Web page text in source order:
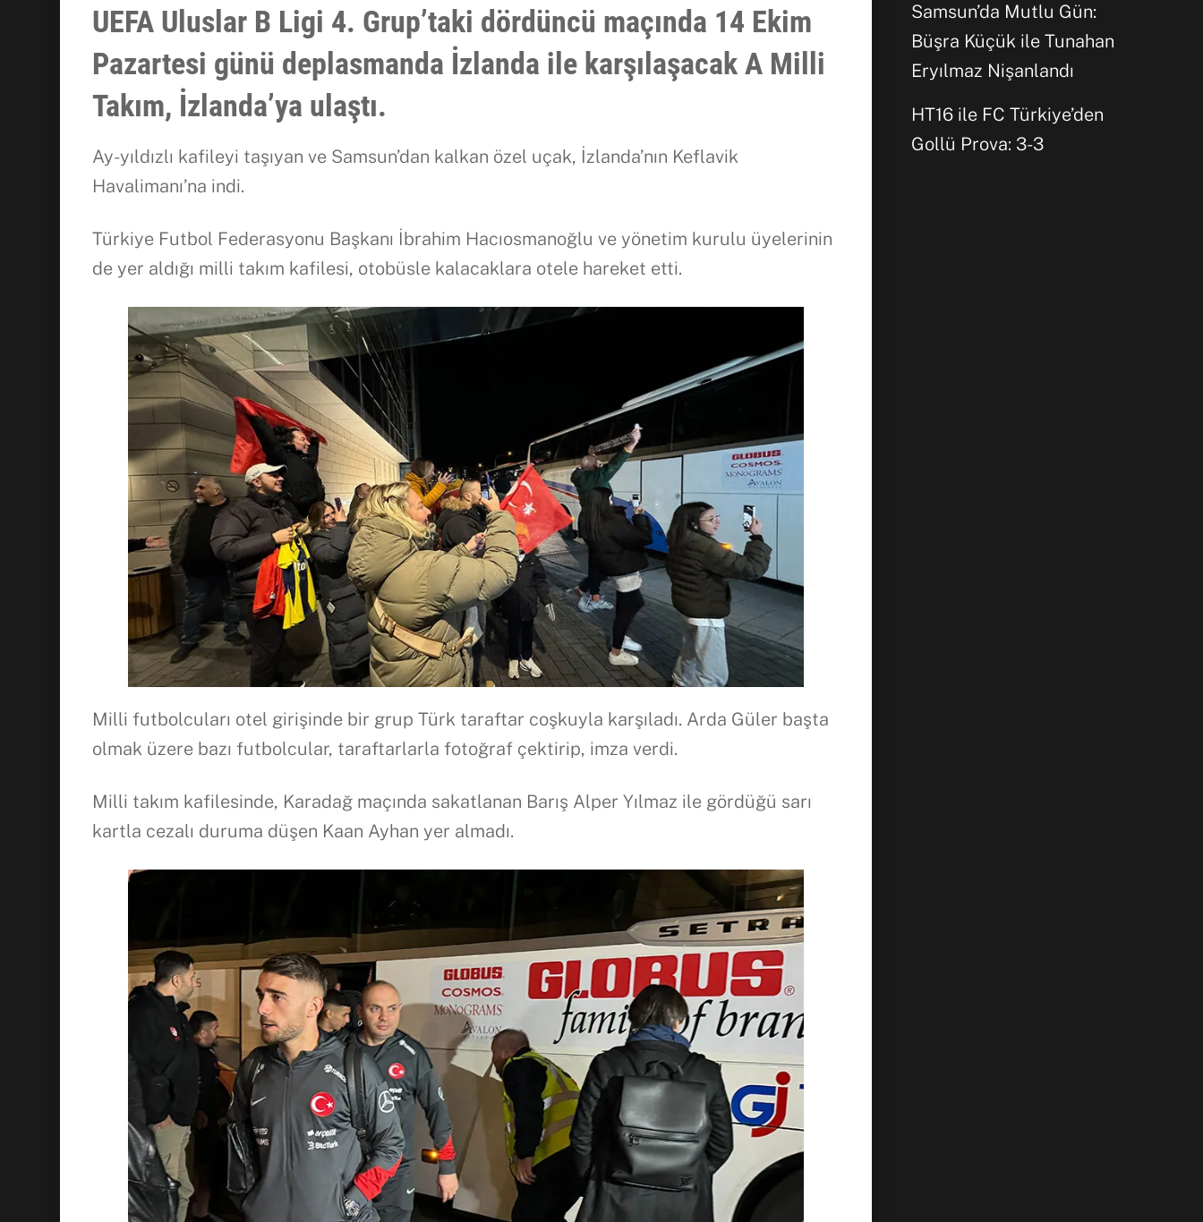
UEFA Uluslar B Ligi 4. Grup’taki dördüncü maçında 14 Ekim
Pazartesi günü deplasmanda İzlanda ile karşılaşacak A Milli
Takım, İzlanda’ya ulaştı.
Ay-yıldızlı kafileyi taşıyan ve Samsun’dan kalkan özel uçak, İzlanda’nın Keflavik
Havalimanı’na indi.
Türkiye Futbol Federasyonu Başkanı İbrahim Hacıosmanoğlu ve yönetim kurulu üyelerinin
de yer aldığı milli takım kafilesi, otobüsle kalacaklara otele hareket etti.
Milli futbolcuları otel girişinde bir grup Türk taraftar coşkuyla karşıladı. Arda Güler başta
olmak üzere bazı futbolcular, taraftarlarla fotoğraf çektirip, imza verdi.
Milli takım kafilesinde, Karadağ maçında sakatlanan Barış Alper Yılmaz ile gördüğü sarı
kartla cezalı duruma düşen Kaan Ayhan yer almadı.
Samsun’da Mutlu Gün:
Büşra Küçük ile Tunahan
Eryılmaz Nişanlandı
HT16 ile FC Türkiye’den
Gollü Prova: 3-3